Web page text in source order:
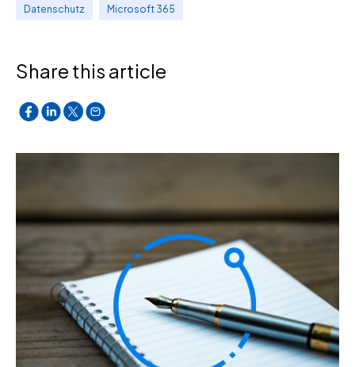
Datenschutz Microsoft 365
Share this article